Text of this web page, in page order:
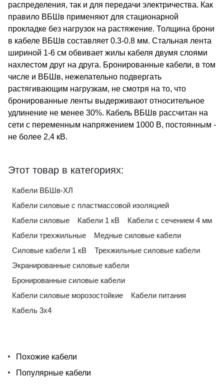
распределения, так и для передачи электричества. Как
правило ВБШв применяют для стационарной
прокладке без нагрузок на растяжение. Толщина брони
в кабеле ВБШв составляет 0.3-0.8 мм. Стальная лента
шириной 1-6 см обвивает жилы кабеля двумя слоями
нахлестом друг на друга. Бронированные кабели, в том
числе и ВБШв, нежелательно подвергать
растягивающим нагрузкам, не смотря на то, что
бронированные ленты выдерживают относительное
удлинение не менее 30%. Кабель ВБШв рассчитан на
сети с переменным напряжением 1000 В, постоянным -
не более 2,4 кВ.
Этот товар в категориях:
Кабели ВБШв-ХЛ
Кабели силовые с пластмассовой изоляцией
Кабели силовые
Кабели 1 кВ
Кабели с сечением 4 мм
Кабели трехжильные
Медные силовые кабели
Силовые кабели 1 кВ
Трехжильные силовые кабели
Экранированные силовые кабели
Бронированные силовые кабели
Кабели силовые морозостойкие
Кабели питания
Кабель 3х4
Похожие кабели
Популярные кабели